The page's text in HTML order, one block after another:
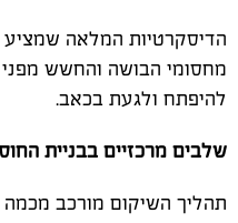
הדיסקרטיות המלאה שמציע
מחסומי הבושה והחשש מפני
להיפתח ולגעת בכאב.
שלבים מרכזיים בבניית
תהליך השיקום מורכב